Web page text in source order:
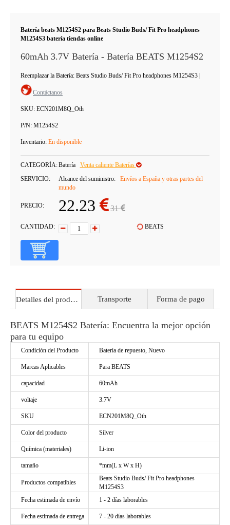
Batería beats M1254S2 para Beats Studio Buds/ Fit Pro headphones
M1254S3 batería tiendas online
60mAh 3.7V Batería - Batería BEATS M1254S2
Reemplazar la Batería: Beats Studio Buds/ Fit Pro headphones M1254S3
Contáctanos
SKU: ECN201M8Q_Oth
P/N: M1254S2
Inventario: En disponible
CATEGORÍA:Batería
Venta caliente Baterías
SERVICIO:
Alcance del suministro:
Envíos a España y otras partes del
mundo
PRECIO: 22.23 31
CANTIDAD: BEATS
Detalles del producto Transporte Forma de pago
BEATS M1254S2 Batería: Encuentra la mejor opción
para tu equipo
Condición del Producto Batería de repuesto, Nuevo
Marcas Aplicables Para BEATS
capacidad 60mAh
voltaje 3.7V
SKU ECN201M8Q_Oth
Color del producto Silver
Química (materiales) Li-ion
tamaño *mm(L x W x H)
Productos compatibles
Beats Studio Buds/ Fit Pro headphones
M1254S3
Fecha estimada de envío
1 - 2 días laborables
Fecha estimada de entrega 7 - 20 días laborables